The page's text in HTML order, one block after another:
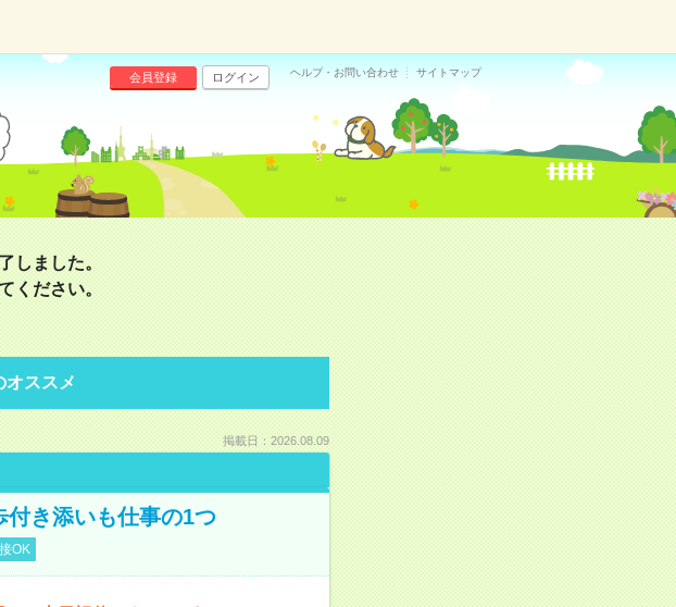
会員登録 ログイン ヘルプ・お問い合わせ サイトマップ
しました。
ください。
オススメ
掲載日：2026.08.09
付き添いも仕事の1つ
OK